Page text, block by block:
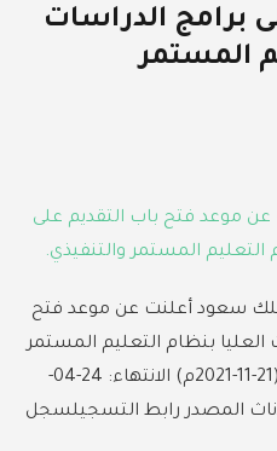
برامج الدراسات
المستمر
سعود أعلنت عن موعد فتح
العليا بنظام التعليم المستمر
والتنفيذي. البدء: 15-04-1443هـ (21-11-2021م) الانتهاء: 24-04-